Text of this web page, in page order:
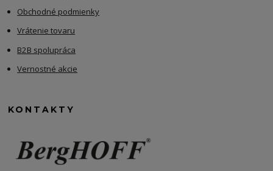
Obchodné podmienky
Vrátenie tovaru
B2B spolupráca
Vernostné akcie
KONTAKTY